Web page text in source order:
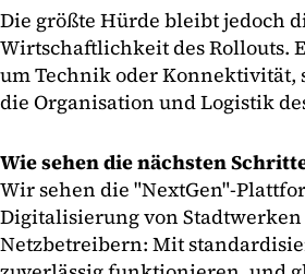
Die größte Hürde bleibt jedoch
Wirtschaftlichkeit des Rollouts.
um Technik oder Konnektivität,
die Organisation und Logistik
Wie sehen die nächsten
Wir sehen die "NextGen"-
Digitalisierung von
Netzbetreibern: Mit